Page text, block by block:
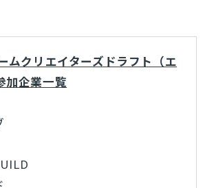
ムクリエイターズドラフト（エ
加企業一覧